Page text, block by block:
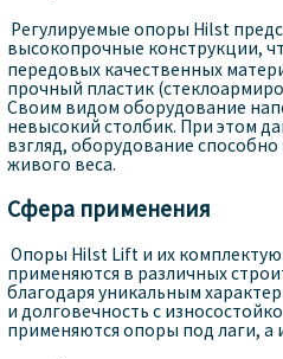
Регулируемые опоры Hilst
высокопрочные конструкции,
передовых качественных
прочный пластик
Своим видом оборудование
невысокий столбик. При этом
взгляд, оборудование
живого веса.
Сфера применения
Опоры Hilst Lift и их
применяются в различных
благодаря уникальным
и долговечность с
применяются опоры под лаги, а